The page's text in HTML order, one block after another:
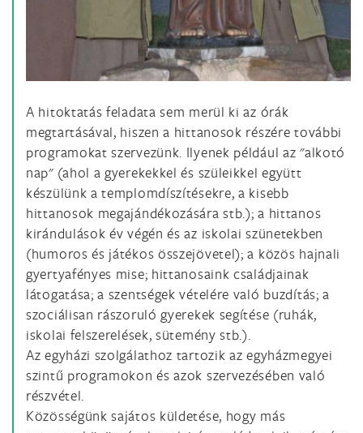
A hitoktatás feladata sem merül ki az órák
megtartásával, hiszen a hittanosok részére további
programokat szervezünk. Ilyenek például az "alkotó
nap" (ahol a gyerekekkel és szüleikkel együtt
készülünk a templomdíszítésekre, a kisebb
hittanosok megajándékozására stb.); a hittanos
kirándulások év végén és az iskolai szünetekben
(humoros és játékos összejövetel); a közös hajnali
gyertyafényes mise; hittanosaink családjainak
látogatása; a szentségek vételére való buzdítás; a
szociálisan rászoruló gyerekek segítése (ruhák,
iskolai felszerelések, sütemény stb.).
Az egyházi szolgálathoz tartozik az egyházmegyei
szintű programokon és azok szervezésében való
részvétel.
Közösségünk sajátos küldetése, hogy más